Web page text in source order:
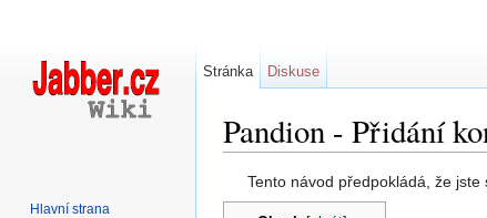
Pandion - Přidání
Tento návod předpokládá, že jste
Stránka Diskuse
Hlavní strana